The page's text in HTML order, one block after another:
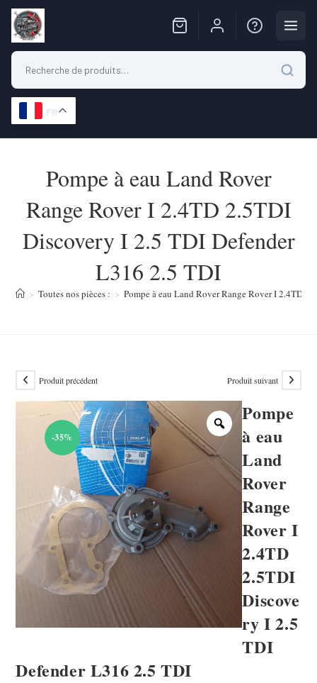
FR
Pompe à eau Land Rover
Range Rover I 2.4TD 2.5TDI
Discovery I 2.5 TDI Defender
L316 2.5 TDI
> Toutes nos pièces : > Pompe à eau Land Rover Range Rover I 2.4TD
-35%
Produit précédent Produit suivant
Pompe
à eau
Land
Rover
Range
Rover I
2.4TD
2.5TDI
Discove
ry I 2.5
TDI
Defender L316 2.5 TDI